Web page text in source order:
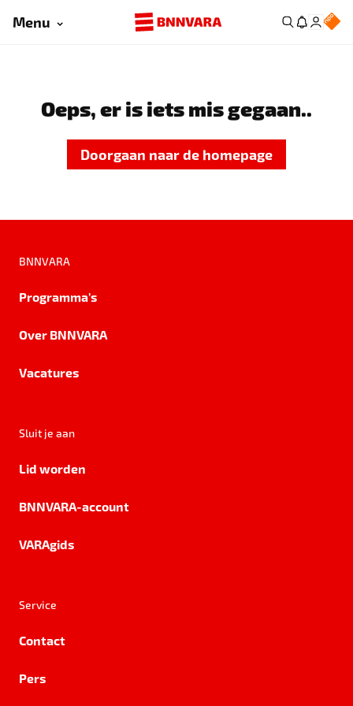
Menu
Oeps, er is iets mis gegaan..
Doorgaan naar de homepage
BNNVARA
Programma's
Over BNNVARA
Vacatures
Sluit je aan
Lid worden
BNNVARA-account
VARAgids
Service
Contact
Pers